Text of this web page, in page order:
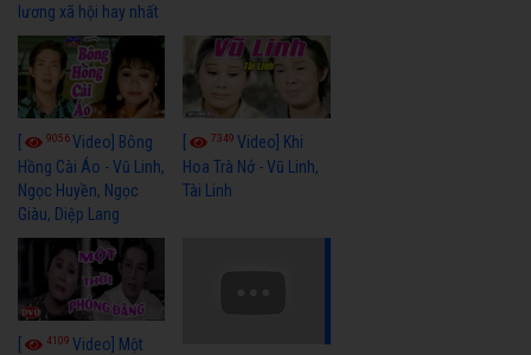
lương xã hội hay nhất
9056Video] Bông
Hồng Cài Áo - Vũ Linh,
Ngọc Huyền, Ngọc
Giàu, Diệp Lang
7349Video] Khi
Hoa Trà Nở - Vũ Linh,
Tài Linh
4109 Video] Một